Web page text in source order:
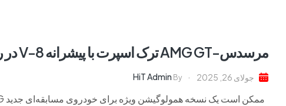
مرسدس-AMG GT ترک اسپرت با پیشرانه V-8 در راه است
جولای 26, 2025 By
HiT Admin